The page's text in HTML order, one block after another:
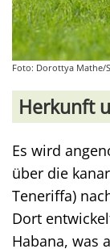
Foto: Dorottya Mathe/
Herkunft
Es wird
über die
Teneriffa)
Dort
Habana, was